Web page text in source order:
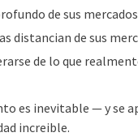
de sus
distancian de sus
de lo que
es inevitable — y se
increible.